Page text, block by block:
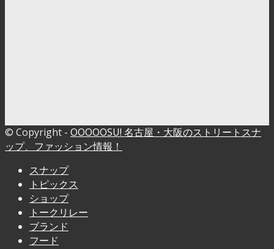
© Copyright - OOOOOSU! 名古屋・大阪のストリートスナ
ップ、ファッション情報！
スナップ
トピックス
ショップ
トークリレー
ブランド
フード